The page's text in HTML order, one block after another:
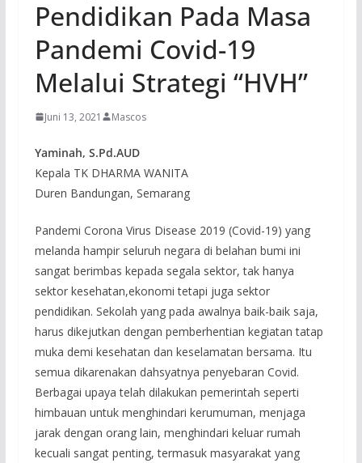
Pendidikan Pada Masa
Pandemi Covid-19
Melalui Strategi “HVH”
Juni 13, 2021 Mascos
Yaminah, S.Pd.AUD
Kepala TK DHARMA WANITA
Duren Bandungan, Semarang
Pandemi Corona Virus Disease 2019 (Covid-19) yang
melanda hampir seluruh negara di belahan bumi ini
sangat berimbas kepada segala sektor, tak hanya
sektor kesehatan,ekonomi tetapi juga sektor
pendidikan. Sekolah yang pada awalnya baik-baik saja,
harus dikejutkan dengan pemberhentian kegiatan tatap
muka demi kesehatan dan keselamatan bersama. Itu
semua dikarenakan dahsyatnya penyebaran Covid.
Berbagai upaya telah dilakukan pemerintah seperti
himbauan untuk menghindari kerumuman, menjaga
jarak dengan orang lain, menghindari keluar rumah
kecuali sangat penting, termasuk masyarakat yang